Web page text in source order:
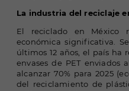
La industria del reciclaje
El reciclado en México
económica significativa.
últimos 12 años, el país ha
envases de PET enviados
alcanzar 70% para 2025 (
del reciclamiento de